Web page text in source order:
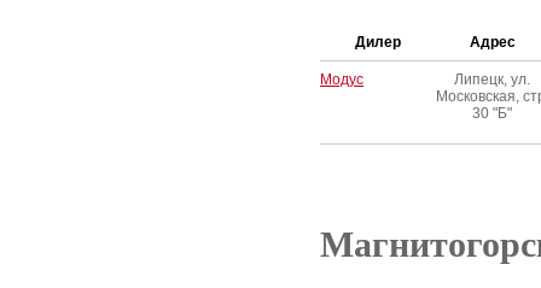
Дилер Адрес
Модус
Липецк, ул.
Московская,
30 "Б"